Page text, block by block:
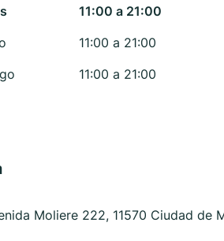
11:00 a 21:00
11:00 a 21:00
11:00 a 21:00
Moliere 222, 11570 Ciudad de